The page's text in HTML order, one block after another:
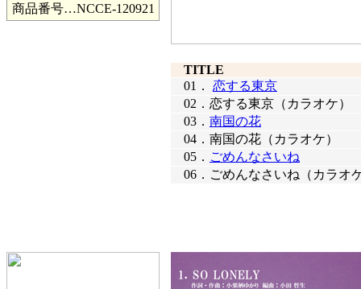
商品番号…NCCE-120921
TITLE
01．
恋する東京
02． 恋する東京（カラオケ）
03． 南国の花
04． 南国の花（カラオケ）
05． ごめんなさいね
06． ごめんなさいね（カラオ